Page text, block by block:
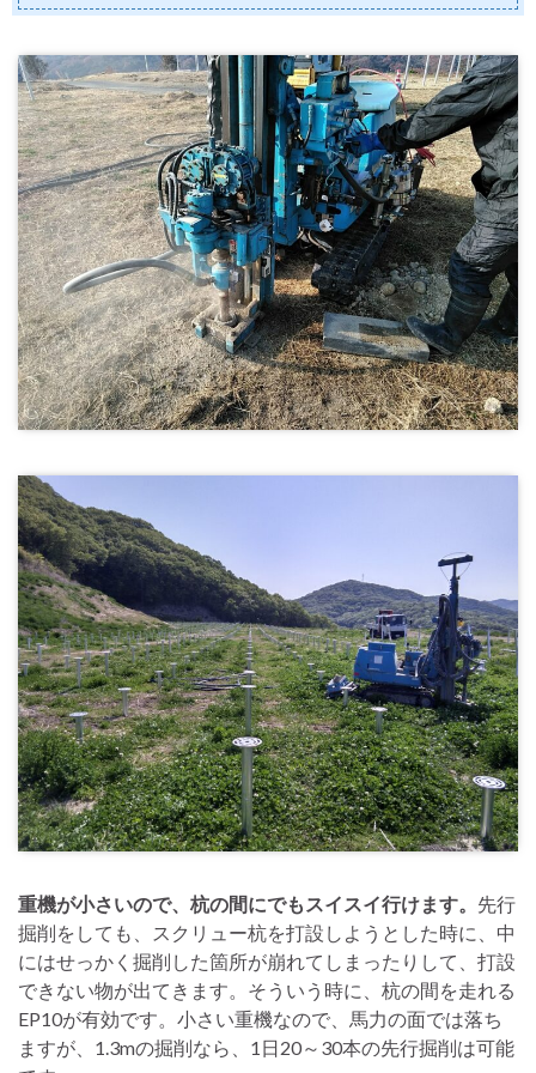
重機が小さいので、杭の間にでもスイスイ行けます。 先行
掘削をしても、スクリュー杭を打設しようとした時に、中
にはせっかく掘削した箇所が崩れてしまったりして、打設
できない物が出てきます。そういう時に、杭の間を走れる
EP10が有効です。小さい重機なので、馬力の面では落ち
ますが、1.3mの掘削なら、1日20～30本の先行掘削は可能